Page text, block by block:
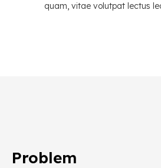
quam, vitae volutpat lectus
Problem